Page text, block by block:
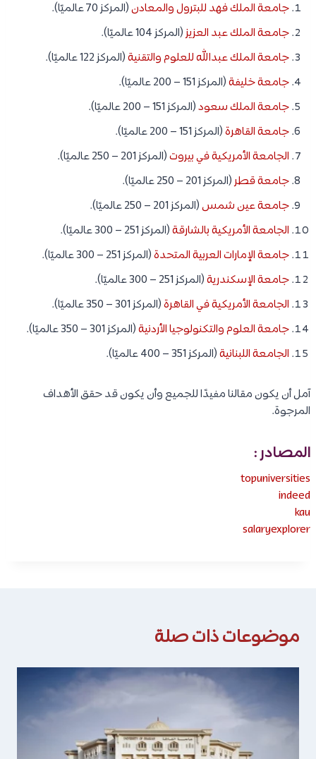
جامعة الملك فهد للبترول والمعادن(المركز 70 عالميًا).
جامعة الملك عبد العزيز(المركز 104 عالميًا).
جامعة الملك عبدالله للعلوم والتقنية(المركز 122 عالميًا).
جامعة خليفة(المركز 151 – 200 عالميًا).
جامعة الملك سعود(المركز 151 – 200 عالميًا).
جامعة القاهرة(المركز 151 – 200 عالميًا).
الجامعة الأمريكية في بيروت(المركز 201 – 250 عالميًا).
جامعة قطر(المركز 201 – 250 عالميًا).
جامعة عين شمس(المركز 201 – 250 عالميًا).
الجامعة الأمريكية بالشارقة(المركز 251 – 300 عالميًا).
جامعة الإمارات العربية المتحدة(المركز 251 – 300 عالميًا).
جامعة الإسكندرية(المركز 251 – 300 عالميًا).
الجامعة الأمريكية في القاهرة(المركز 301 – 350 عالميًا).
جامعة العلوم والتكنولوجيا الأردنية(المركز 301 – 350 عالميًا).
الجامعة اللبنانية(المركز 351 – 400 عالميًا).
آمل أن يكون مقالنا مفيدًا للجميع وأن يكون قد حقق الأهداف
المرجوة.
المصادر :
topuniversities
indeed
kau
salaryexplorer
موضوعات ذات صلة